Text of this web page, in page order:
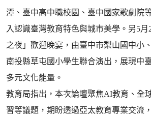
潭、臺中高中職校園、臺中國家歌劇院
入認識臺灣教育特色與城市美學。另5
之夜」歡迎晚宴，由臺中市梨山國中小
南投縣草屯國小學生聯合演出，展現中
多元文化能量。
教育局指出，本次論壇聚焦AI教育、全
習等議題，期盼透過亞太教育專業交流